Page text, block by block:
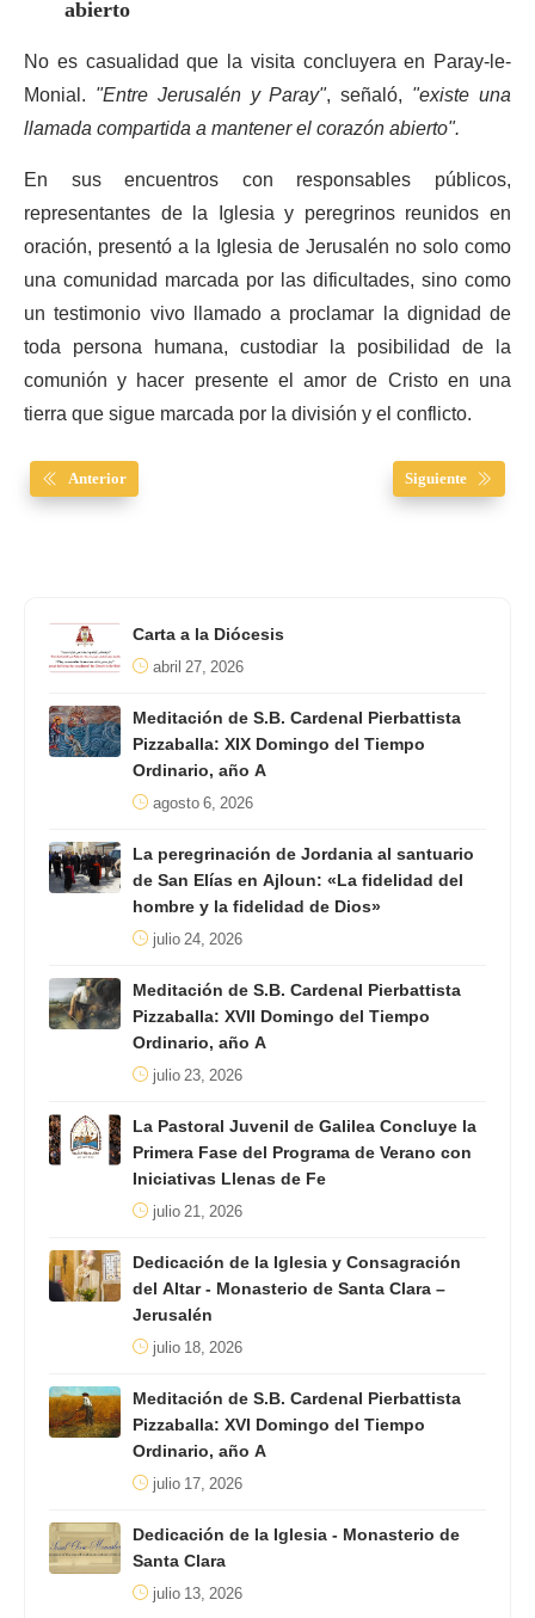
abierto
No es casualidad que la visita concluyera en Paray-le-
Monial. "Entre Jerusalén y Paray", señaló, "existe una
llamada compartida a mantener el corazón abierto".
En sus encuentros con responsables públicos,
representantes de la Iglesia y peregrinos reunidos en
oración, presentó a la Iglesia de Jerusalén no solo como
una comunidad marcada por las dificultades, sino como
un testimonio vivo llamado a proclamar la dignidad de
toda persona humana, custodiar la posibilidad de la
comunión y hacer presente el amor de Cristo en una
tierra que sigue marcada por la división y el conflicto.
Anterior Siguiente
Carta a la Diócesis
abril 27, 2026
Meditación de S.B. Cardenal Pierbattista
Pizzaballa: XIX Domingo del Tiempo
Ordinario, año A
agosto 6, 2026
La peregrinación de Jordania al santuario
de San Elías en Ajloun: «La fidelidad del
hombre y la fidelidad de Dios»
julio 24, 2026
Meditación de S.B. Cardenal Pierbattista
Pizzaballa: XVII Domingo del Tiempo
Ordinario, año A
julio 23, 2026
La Pastoral Juvenil de Galilea Concluye la
Primera Fase del Programa de Verano con
Iniciativas Llenas de Fe
julio 21, 2026
Dedicación de la Iglesia y Consagración
del Altar - Monasterio de Santa Clara –
Jerusalén
julio 18, 2026
Meditación de S.B. Cardenal Pierbattista
Pizzaballa: XVI Domingo del Tiempo
Ordinario, año A
julio 17, 2026
Dedicación de la Iglesia - Monasterio de
Santa Clara
julio 13, 2026